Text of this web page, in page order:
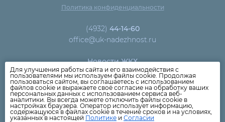
Политика конфиденциальности
(4932) 44-14-60
office@uk-nadezhnost.ru
Новости ЖКХ
Новости компании
Как оплатить
Дома
Раскрытие информации
Для улучшения работы сайта и его взаимодействия с
пользователями мы используем файлы cookie. Продолжая
пользоваться сайтом, вы соглашаетесь с использованием
файлов cookie и выражаете своё согласие на обработку ваших
персональных данных с использованием сервиса веб-
аналитики. Вы всегда можете отключить файлы cookie в
настройках браузера. Оператор использует информацию,
содержащуюся в файлах cookie в течение сроков и на условиях,
указанных в настоящей Политике и Согласии